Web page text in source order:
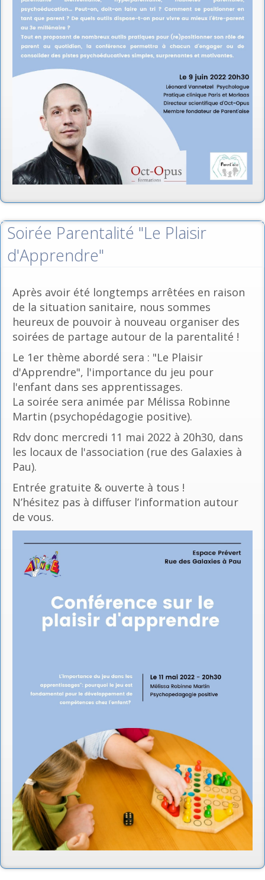
Soirée Parentalité "Le Plaisir
d'Apprendre"
Après avoir été longtemps arrêtées en raison
de la situation sanitaire, nous sommes
heureux de pouvoir à nouveau organiser des
soirées de partage autour de la parentalité !
Le 1er thème abordé sera : "Le Plaisir
d'Apprendre", l'importance du jeu pour
l'enfant dans ses apprentissages.
La soirée sera animée par Mélissa Robinne
Martin (psychopédagogie positive).
Rdv donc mercredi 11 mai 2022 à 20h30, dans
les locaux de l'association (rue des Galaxies à
Pau).
Entrée gratuite & ouverte à tous !
N’hésitez pas à diffuser l’information autour
de vous.